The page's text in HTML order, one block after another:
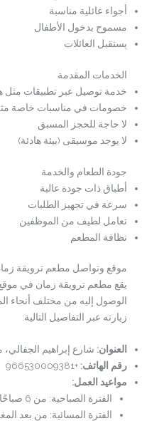
أجواء عائلية مناسبة
مسموح بدخول الأطفال
يستقبل العائلات
الخدمات المقدمة
خدمة توصيل عبر تطبيقات مثل
خصومات في مناسبات خاصة
لا حاجة للحجز المسبق
لا يوجد موسيقى (بيئة هادئة)
جودة الطعام والخدمة
أطباق ذات جودة عالية
سرعة في تجهيز الطلبات
تعامل لطيف من الموظفين
نظافة المطعم
موقع وتواصل مطعم ترويقة
يقع مطعم ترويقة زمان في
الوصول إليه من مختلف أنحاء
زيارته عبر التفاصيل التالية:
العنوان: شارع إبراهيم الجفالي، مكة 24372، المملكة العربية
رقم الهاتف: +966530009381
مواعيد العمل:
الفترة الصباحية: من 6 صباحًا إلى 11:30 صباحًا
الفترة المسائية: من بعد المغرب إلى